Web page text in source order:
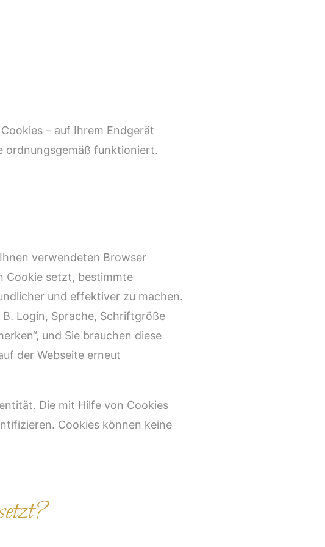
– auf Ihrem Endgerät
ordnungsgemäß funktioniert.
verwendeten Browser
Cookie setzt, bestimmte
und effektiver zu machen.
Login, Sprache, Schriftgröße
und Sie brauchen diese
der Webseite erneut
Die mit Hilfe von Cookies
Cookies können keine